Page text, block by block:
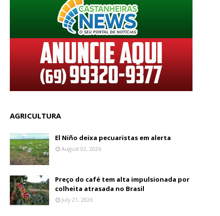
AGRICULTURA
El Niño deixa pecuaristas em alerta
August 02, 2026
Preço do café tem alta impulsionada por
colheita atrasada no Brasil
July 21, 2026